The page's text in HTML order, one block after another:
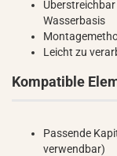
Wasserbasis
Leicht zu
Kompatible
Passende
verwendbar)